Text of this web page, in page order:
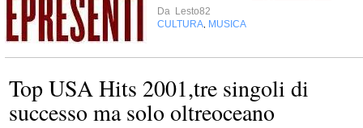
Da Lesto82
CULTURA MUSICA
Top USA Hits 2001,tre singoli di
successo ma solo oltreoceano